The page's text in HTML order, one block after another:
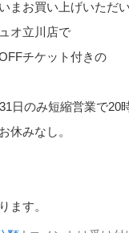
まお買い上げいただ
オ立川店で
チケット付きの
日のみ短縮営業で20
休みなし。
ます。